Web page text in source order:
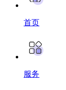
首页
服务